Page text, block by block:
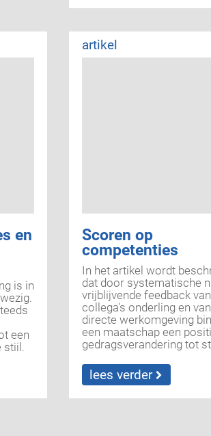
en
is in
een
stijl,
artikel
Scoren op
competenties
In het artikel wordt
dat door systematische
vrijblijvende feedback
collega's onderling en
directe werkomgeving
een maatschap een
gedragsverandering tot
functioneren van het
dat van de individuele
lees verder